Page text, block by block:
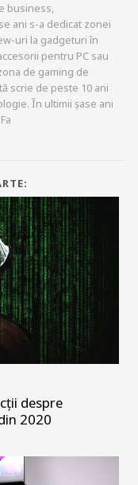
business,
ani s-a dedicat zonei
uri la gadgeturi în
pentru PC sau
de gaming de
scrie de peste 10 ani
În ultimii șase ani
despre
2020